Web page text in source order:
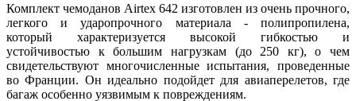
Комплект чемоданов Airtex 642 изготовлен из очень прочного,
легкого и ударопрочного материала - полипропилена,
который характеризуется высокой гибкостью и
устойчивостью к большим нагрузкам (до 250 кг), о чем
свидетельствуют многочисленные испытания, проведенные
во Франции. Он идеально подойдет для авиаперелетов, где
багаж особенно уязвимым к повреждениям.